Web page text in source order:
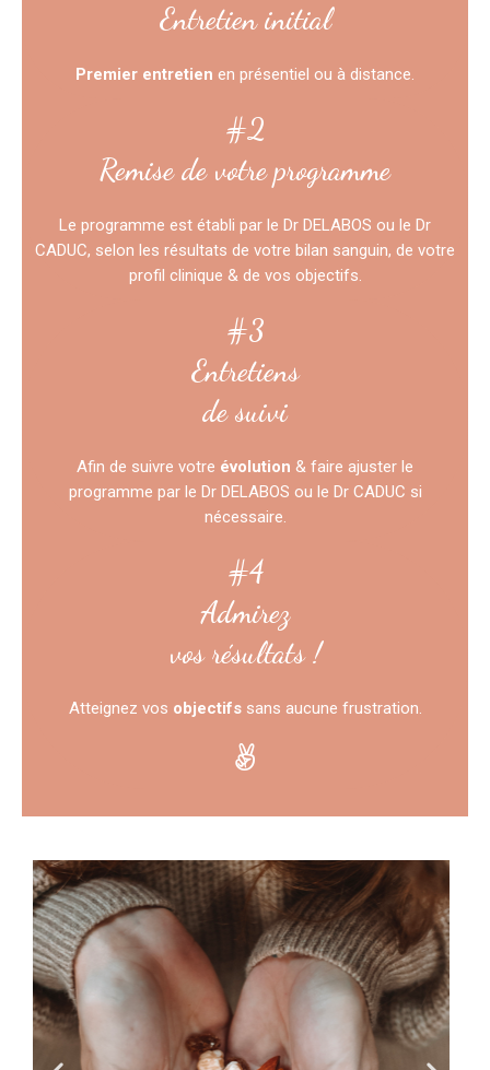
Entretien initial
Premier entretien en présentiel ou à distance.
#2
Remise de votre programme
Le programme est établi par le Dr DELABOS ou le Dr
CADUC, selon les résultats de votre bilan sanguin, de votre
profil clinique & de vos objectifs.
#3
Entretiens
de suivi
Afin de suivre votre évolution & faire ajuster le
programme par le Dr DELABOS ou le Dr CADUC si
nécessaire.
#4
Admirez
vos résultats !
Atteignez vos objectifssans aucune frustration.